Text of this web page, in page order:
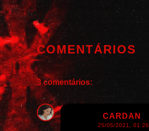
COMENTÁRIOS
3 comentários:
CARDAN
25/05/2021, 01:26